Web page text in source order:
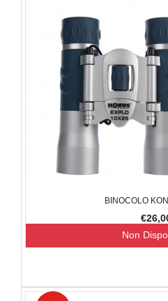
BINOCOLO
Non